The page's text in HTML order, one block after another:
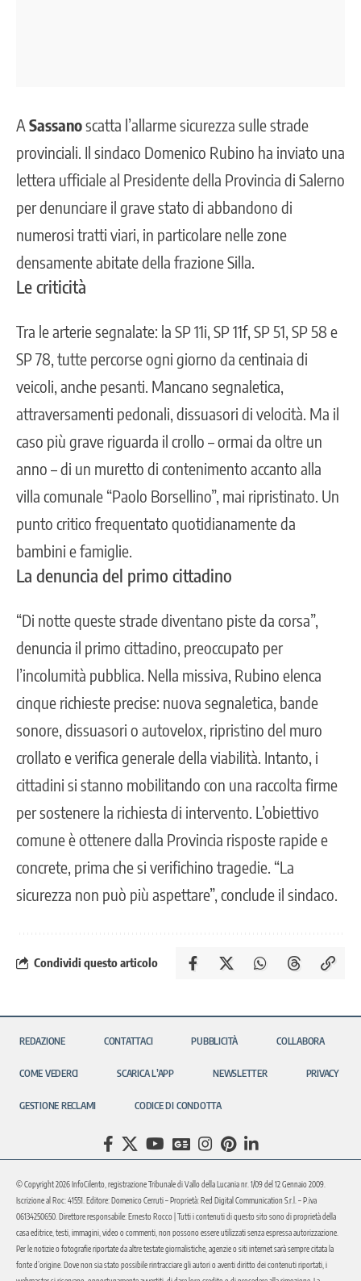
A Sassanoscatta l’allarme sicurezza sullestrade
provinciali. Il sindaco Domenico Rubino ha inviato una
lettera ufficiale al Presidente della Provincia di Salerno
per denunciare il grave stato di abbandono di
numerosi tratti viari, in particolare nelle zone
densamente abitate della frazione Silla.
Le criticità
Tra le arterie segnalate: la SP 11i, SP 11f, SP 51, SP 58 e
SP 78, tutte percorse ogni giorno da centinaia di
veicoli, anche pesanti. Mancano segnaletica,
attraversamenti pedonali, dissuasori di velocità. Ma il
caso più grave riguarda il crollo – ormai da oltre un
anno – di un muretto di contenimento accanto alla
villa comunale “Paolo Borsellino”, mai ripristinato. Un
punto critico frequentato quotidianamente da
bambini e famiglie.
La denuncia del primo cittadino
“Di notte queste strade diventano piste da corsa”,
denuncia il primo cittadino, preoccupato per
l’incolumità pubblica. Nella missiva, Rubino elenca
cinque richieste precise: nuova segnaletica, bande
sonore, dissuasori o autovelox, ripristino del muro
crollato e verifica generale della viabilità. Intanto, i
cittadini si stanno mobilitando con una raccolta firme
per sostenere la richiesta di intervento. L’obiettivo
comune è ottenere dalla Provincia risposte rapide e
concrete, prima che si verifichino tragedie. “La
sicurezza non può più aspettare”, conclude il sindaco.
Condividi questo articolo
REDAZIONE CONTATTACI PUBBLICITÀ COLLABORA
COME VEDERCI SCARICA L’APP NEWSLETTER PRIVACY
GESTIONE RECLAMI CODICE DI CONDOTTA
© Copyright 2026 InfoCilento, registrazione Tribunale di Vallo della Lucania nr. 1/09 del 12 Gennaio 2009.
Iscrizione al Roc: 41551. Editore: Domenico Cerruti – Proprietà: Red Digital Communication S.r.l. – P.iva
06134250650. Direttore responsabile: Ernesto Rocco | Tutti i contenuti di questo sito sono di proprietà della
casa editrice, testi, immagini, video o commenti, non possono essere utilizzati senza espressa autorizzazione.
Per le notizie o fotografie riportate da altre testate giornalistiche, agenzie o siti internet sarà sempre citata la
fonte d’origine. Dove non sia stato possibile rintracciare gli autori o aventi diritto dei contenuti riportati, i